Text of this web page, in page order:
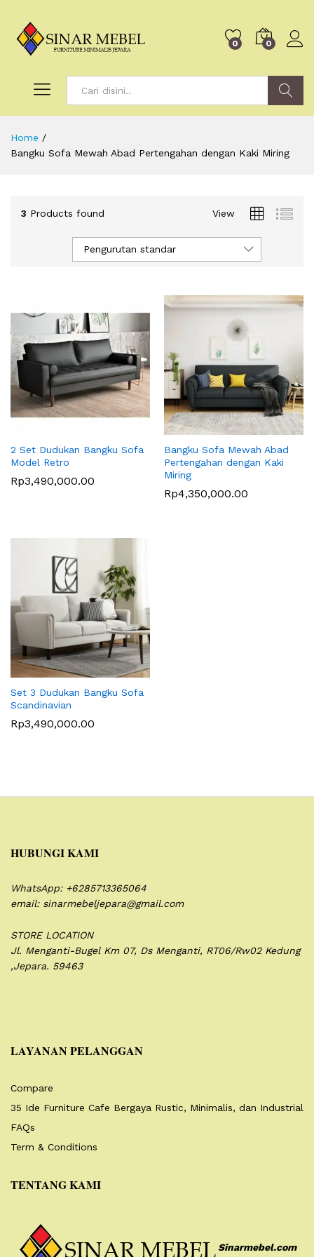
0 0
Search
Home /
Bangku Sofa Mewah Abad Pertengahan dengan Kaki Miring
3 Products found View
Pengurutan standar
2 Set Dudukan Bangku Sofa
Model Retro
Rp3,490,000.00
Bangku Sofa Mewah Abad
Pertengahan dengan Kaki
Miring
Rp4,350,000.00
Set 3 Dudukan Bangku Sofa
Scandinavian
Rp3,490,000.00
HUBUNGI KAMI
WhatsApp: +6285713365064
email: sinarmebeljepara@gmail.com
STORE LOCATION
Jl. Menganti-Bugel Km 07, Ds Menganti, RT06/Rw02 Kedung
,Jepara. 59463
LAYANAN PELANGGAN
Compare
35 Ide Furniture Cafe Bergaya Rustic, Minimalis, dan Industrial
FAQs
Term & Conditions
TENTANG KAMI
Sinarmebel.com